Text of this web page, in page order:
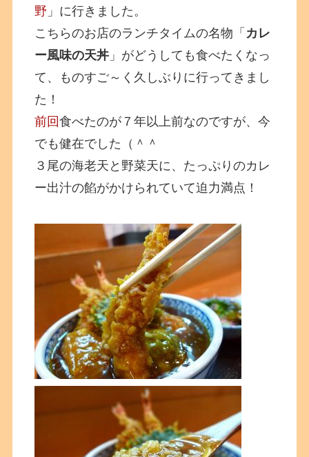
野 」に行きました。
こちらのお店のランチタイムの名物「 カレ
ー風味の天丼 」がどうしても食べたくなっ
て、ものすご～く久しぶりに行ってきまし
た！
前回食べたのが７年以上前なのですが、今
でも健在でした（＾＾
３尾の海老天と野菜天に、たっぷりのカレ
ー出汁の餡がかけられていて迫力満点！